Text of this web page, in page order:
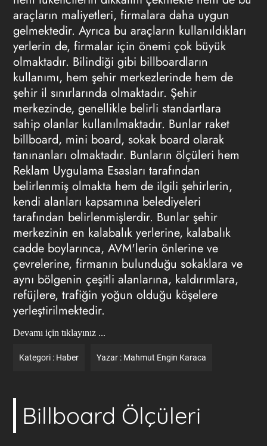
araçların maliyetleri, firmalara daha uygun
gelmektedir. Ayrıca bu araçların kullanıldıkları
yerlerin de, firmalar için önemi çok büyük
olmaktadır. Bilindiği gibi billboardların
kullanımı, hem şehir merkezlerinde hem de
şehir il sınırlarında olmaktadır. Şehir
merkezinde, genellikle belirli standartlara
sahip olanlar kullanılmaktadır. Bunlar raket
billboard, mini board, sokak board olarak
tanınanları olmaktadır. Bunların ölçüleri hem
Reklam Uygulama Esasları tarafından
belirlenmiş olmakta hem de ilgili şehirlerin,
kendi alanları kapsamına belediyeleri
tarafından belirlenmişlerdir. Bunlar şehir
merkezinin en kalabalık yerlerine, kalabalık
cadde boylarınca, AVM'lerin önlerine ve
çevrelerine, firmanın bulunduğu sokaklara ve
aynı bölgenin çeşitli alanlarına, kaldırımlara,
refüjlere, trafiğin yoğun olduğu köşelere
yerleştirilmektedir.
Devamı için tıklayınız ...
Kategori : Haber Yazar : Mahmut Engin Karaca
Billboard Ölçüleri